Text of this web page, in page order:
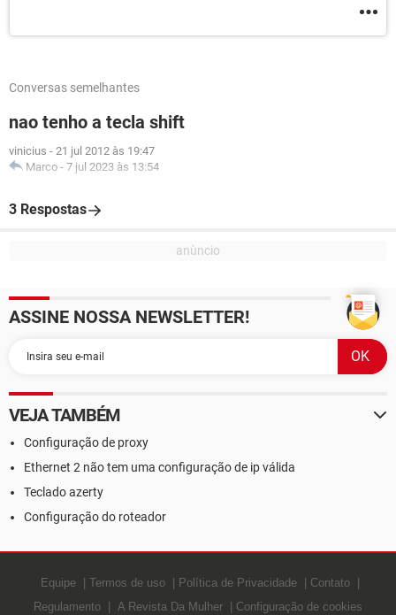
Conversas semelhantes
nao tenho a tecla shift
vinicius - 21 jul 2012 às 19:47
Marco - 7 jul 2023 às 13:54
3 Respostas
ASSINE NOSSA NEWSLETTER!
VEJA TAMBÉM
Configuração de proxy
Ethernet 2 não tem uma configuração de ip válida
Teclado azerty
Configuração do roteador
Equipe Termos de uso Política de Privacidade
Contato
Regulamento
A Revista Da Mulher Configuração de cookies